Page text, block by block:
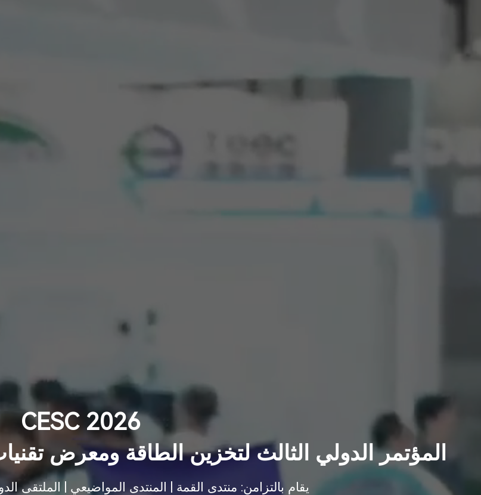
CESC 2026
المؤتمر الدولي الثالث لتخزين الطاقة ومعرض
يقام بالتزامن: منتدى القمة | المنتدى المواضيعي | الملتقى